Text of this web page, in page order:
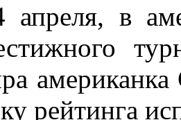
апреля, в
рейтинга